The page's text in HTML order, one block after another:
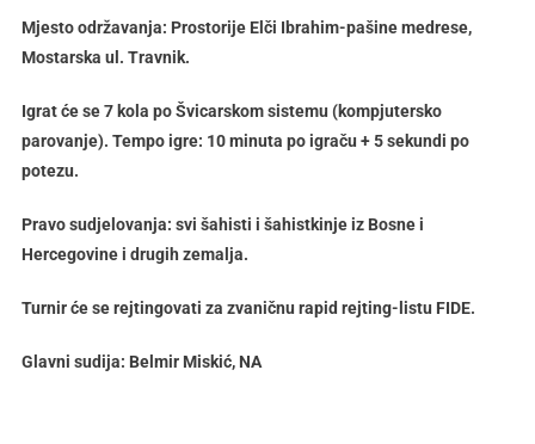
Mjesto održavanja: Prostorije Elči Ibrahim-pašine medrese,
Mostarska ul. Travnik.
Igrat će se 7 kola po Švicarskom sistemu (kompjutersko
parovanje). Tempo igre: 10 minuta po igraču + 5 sekundi po
potezu.
Pravo sudjelovanja: svi šahisti i šahistkinje iz Bosne i
Hercegovine i drugih zemalja.
Turnir će se rejtingovati za zvaničnu rapid rejting-listu FIDE.
Glavni sudija: Belmir Miskić, NA